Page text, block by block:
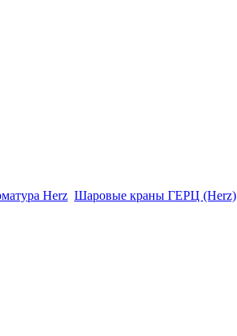
Herz Шаровые краны ГЕРЦ (Herz)